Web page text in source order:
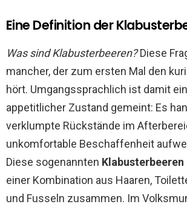
Eine Definition der
Was sind Klabusterbeeren?Diese
mancher, der zum ersten Mal den
hört. Umgangssprachlich ist damit
appetitlicher Zustand gemeint: Es
verklumpte Rückstände im
unkomfortable Beschaffenheit
Diese sogenannten Klabusterbeeren
einer Kombination aus Haaren,
und Fusseln zusammen. Im